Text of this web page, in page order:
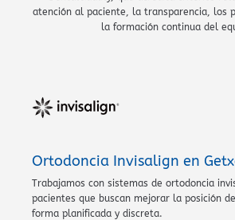
atención al paciente, la transparencia, los
la formación continua del
Ortodoncia Invisalign en
Trabajamos con sistemas de ortodoncia
pacientes que buscan mejorar la posición
forma planificada y discreta.